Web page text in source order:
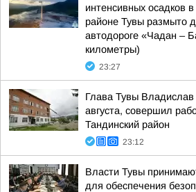
интенсивных осадков
районе Тувы размыто
автодороге «Чадан –
километры)
23:27
Глава Тувы
августа, совершил
Тандинский район
23:12
Власти Тувы
для обеспечения